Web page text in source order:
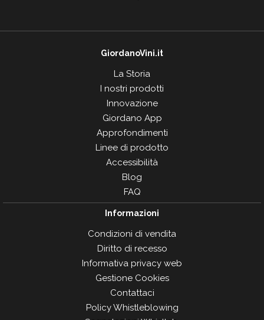
GiordanoVini.it
La Storia
I nostri prodotti
Innovazione
Giordano App
Approfondimenti
Linee di prodotto
Accessibilità
Blog
FAQ
Informazioni
Condizioni di vendita
Diritto di recesso
Informativa privacy web
Gestione Cookies
Contattaci
Policy Whistleblowing